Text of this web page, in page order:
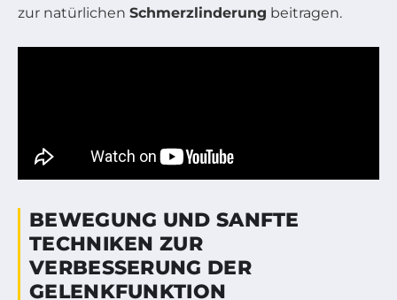
zur natürlichen Schmerzlinderung beitragen.
BEWEGUNG UND SANFTE
TECHNIKEN ZUR
VERBESSERUNG DER
GELENKFUNKTION